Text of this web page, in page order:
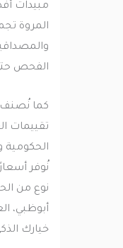
مبيدات
المروة تجمع
والمصداقية
الفحص حتى
كما نُصنف
تقييمات
الحكومية
نُوفر
نوع من
أبوظبي،
خيارك الذكي